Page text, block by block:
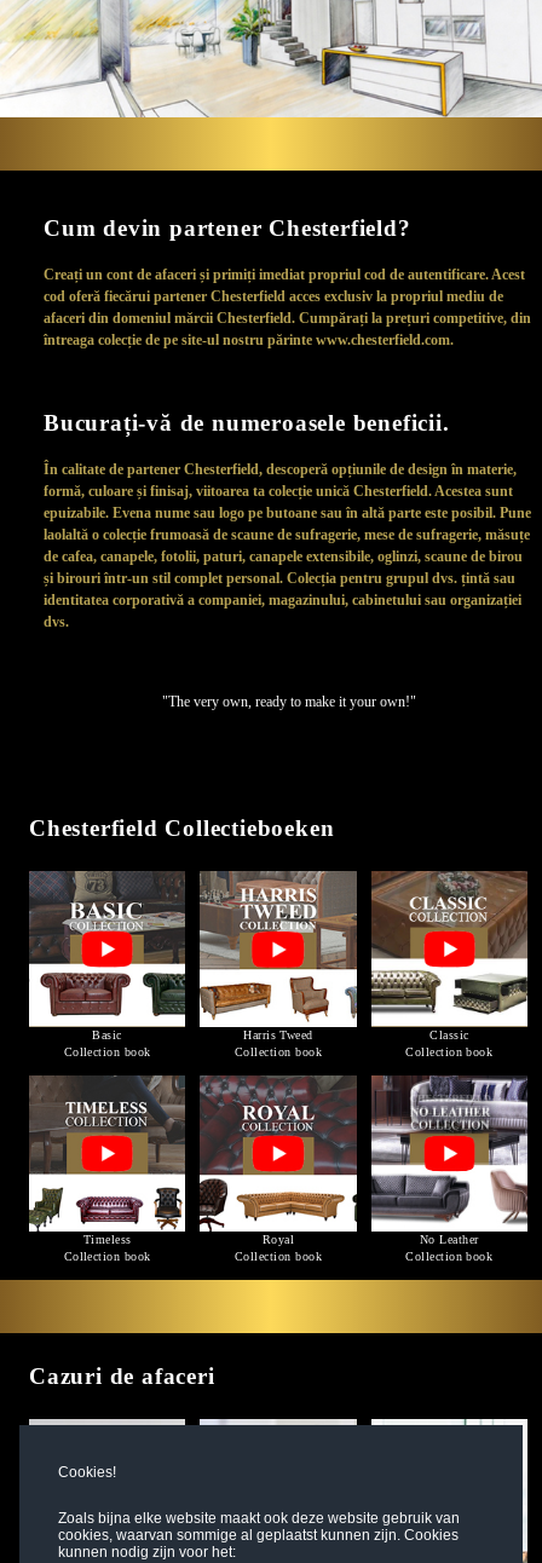
Cookies!
Zoals bijna elke website maakt ook deze website gebruik van
cookies, waarvan sommige al geplaatst kunnen zijn. Cookies
kunnen nodig zijn voor het:
Cum devin partener Chesterfield?
Creați un cont de afaceri și primiți imediat propriul cod de autentificare. Acest
cod oferă fiecărui partener Chesterfield acces exclusiv la propriul mediu de
afaceri din domeniul mărcii Chesterfield. Cumpărați la prețuri competitive, din
întreaga colecție de pe site-ul nostru părinte www.chesterfield.com.
Bucurați-vă de numeroasele beneficii.
În calitate de partener Chesterfield, descoperă opțiunile de design în materie,
formă, culoare și finisaj, viitoarea ta colecție unică Chesterfield. Acestea sunt
epuizabile. Evena nume sau logo pe butoane sau în altă parte este posibil. Pune
laolaltă o colecție frumoasă de scaune de sufragerie, mese de sufragerie, măsuțe
de cafea, canapele, fotolii, paturi, canapele extensibile, oglinzi, scaune de birou
și birouri într-un stil complet personal. Colecția pentru grupul dvs. țintă sau
identitatea corporativă a companiei, magazinului, cabinetului sau organizației
dvs.
"The very own, ready to make it your own!"
Chesterfield Collectieboeken
Basic
Collection book
Harris Tweed
Collection book
Classic
Collection book
Timeless
Collection book
Royal
Collection book
No Leather
Collection book
Cazuri de afaceri